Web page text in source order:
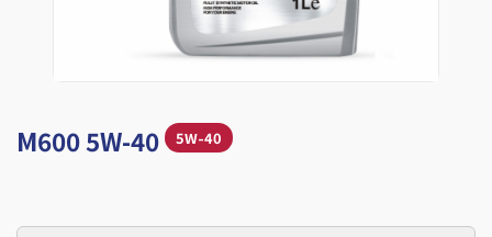
M600 5W-40 5W-40